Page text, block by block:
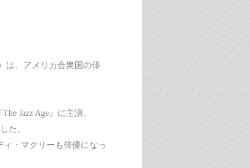
は、アメリカ合衆国の俳
Jazz Age』に主演。
た。
・マクリーも俳優になっ